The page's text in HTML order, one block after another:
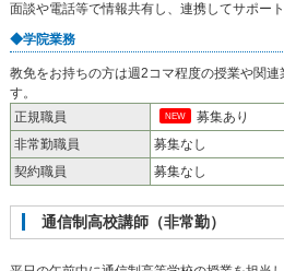
面談や電話等で情報共有し、連携してサポート
◆学院業務
教免をお持ちの方は週2コマ程度の授業や関
す。
正規職員
NEW
募集あり
非常勤職員
募集なし
契約職員
募集なし
通信制高校講師（非常勤）